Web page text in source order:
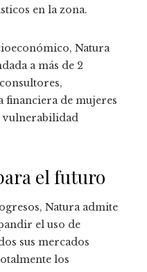
en la zona.
Natura
a más de 2
financiera de mujeres
vulnerabilidad
el futuro
Natura admite
el uso de
sus mercados
los